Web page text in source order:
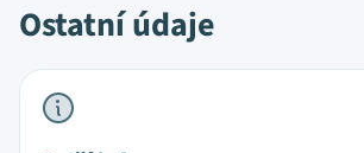
Ostatní údaje